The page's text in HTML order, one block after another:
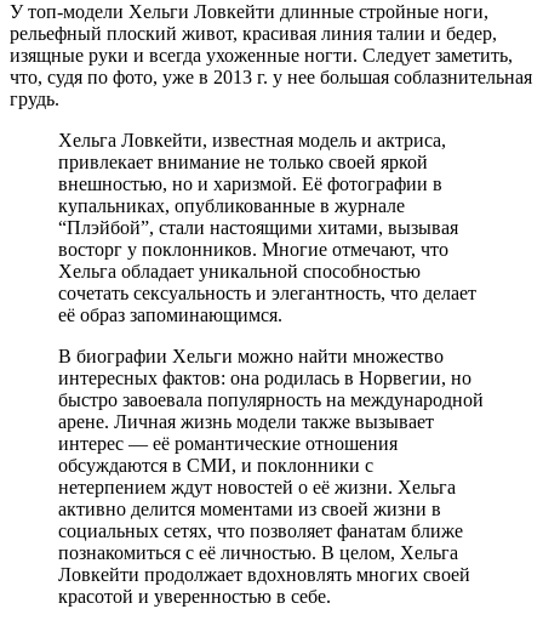
У топ-модели Хельги Ловкейти длинные стройные ноги,
рельефный плоский живот, красивая линия талии и бедер,
изящные руки и всегда ухоженные ногти. Следует заметить,
что, судя по фото, уже в 2013 г. у нее большая соблазнительная
грудь.
Хельга Ловкейти, известная модель и актриса,
привлекает внимание не только своей яркой
внешностью, но и харизмой. Её фотографии в
купальниках, опубликованные в журнале
“Плэйбой”, стали настоящими хитами, вызывая
восторг у поклонников. Многие отмечают, что
Хельга обладает уникальной способностью
сочетать сексуальность и элегантность, что делает
её образ запоминающимся.
В биографии Хельги можно найти множество
интересных фактов: она родилась в Норвегии, но
быстро завоевала популярность на международной
арене. Личная жизнь модели также вызывает
интерес — её романтические отношения
обсуждаются в СМИ, и поклонники с
нетерпением ждут новостей о её жизни. Хельга
активно делится моментами из своей жизни в
социальных сетях, что позволяет фанатам ближе
познакомиться с её личностью. В целом, Хельга
Ловкейти продолжает вдохновлять многих своей
красотой и уверенностью в себе.